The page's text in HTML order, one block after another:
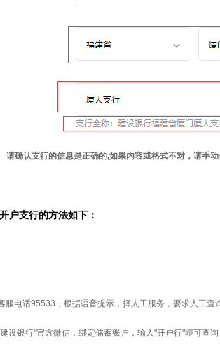
请确认支行的信息是正确的,如果内容或格式不对，请手
户支行的方法如下：
服电话95533，根据语音提示，择人工服务，要求人工查
设银行"官方微信，绑定储蓄账户，输入"开户行"即可查询